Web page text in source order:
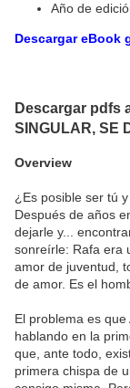
Año de
Descargar eBook
Descargar pdfs
SINGULAR, SE
Overview
¿Es posible ser tú
Después de años
dejarle y...
sonreírle: Rafa era
amor de juventud,
de amor. Es el
El problema es
hablando en la
que, ante todo,
primera chispa de